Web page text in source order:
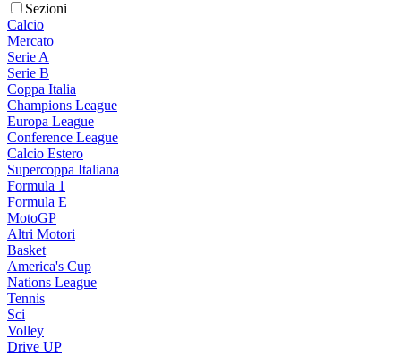
Sezioni
Calcio
Mercato
Serie A
Serie B
Coppa Italia
Champions League
Europa League
Conference League
Calcio Estero
Supercoppa Italiana
Formula 1
Formula E
MotoGP
Altri Motori
Basket
America's Cup
Nations League
Tennis
Sci
Volley
Drive UP